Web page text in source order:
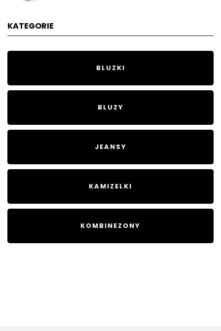
KATEGORIE
BLUZKI
BLUZY
JEANSY
KAMIZELKI
KOMBINEZONY